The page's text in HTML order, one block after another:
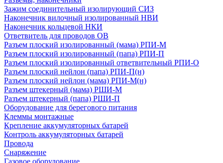
Зажим соединительный изолирующий СИЗ
Наконечник вилочный изолированный НВИ
Наконечник кольцевой НКИ
Ответвитель для проводов ОВ
Разъем плоский изолированный (мама) РПИ-М
Разъем плоский изолированный (папа) РПИ-П
Разъем плоский изолированный ответвительный РПИ-О
Разъем плоский нейлон (папа) РПИ-П(н)
Разъем плоский нейлон (мама) РПИ-М(н)
Разъем штекерный (мама) РШИ-М
Разъем штекерный (папа) РШИ-П
Оборудование для берегового питания
Клеммы монтажные
Крепление аккумуляторных батарей
Контроль аккумуляторных батарей
Провода
Снаряжение
Газовое оборудование